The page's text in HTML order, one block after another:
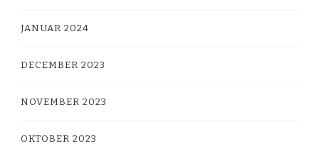
JANUAR 2024
DECEMBER 2023
NOVEMBER 2023
OKTOBER 2023